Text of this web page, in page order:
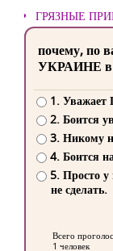
ГРЯЗНЫЕ
почему, по
УКРАИНЕ в
1. Уважает
2. Боится
3. Никому
4. Боится
5. Просто у
не сделать.
Всего
1 человек